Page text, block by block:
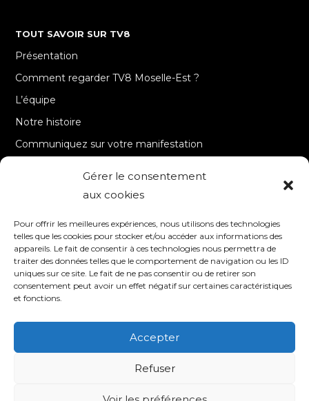
Gérer le consentement
aux cookies
Pour offrir les meilleures expériences, nous utilisons des technologies
telles que les cookies pour stocker et/ou accéder aux informations des
appareils. Le fait de consentir à ces technologies nous permettra de
traiter des données telles que le comportement de navigation ou les ID
uniques sur ce site. Le fait de ne pas consentir ou de retirer son
consentement peut avoir un effet négatif sur certaines caractéristiques
et fonctions.
Accepter
Refuser
TOUT SAVOIR SUR TV8
Présentation
Comment regarder TV8 Moselle-Est ?
L’équipe
Notre histoire
Communiquez sur votre manifestation
Contact
Mentions Légales / Crédits
Politique de cookies (UE)
Politique de confidentialité – RGPD